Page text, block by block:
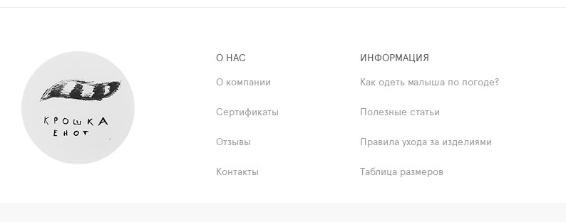
О НАС
О компании
Сертификаты
Отзывы
Контакты
ИНФОРМАЦИЯ
Как одеть малыша по погоде?
Полезные статьи
Правила ухода за изделиями
Таблица размеров